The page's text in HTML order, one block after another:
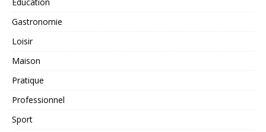
Gastronomie
Loisir
Maison
Pratique
Professionnel
Sport